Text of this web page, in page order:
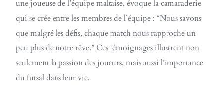
une joueuse de l’équipe maltaise, évoque la camaraderie
qui se crée entre les membres de l’équipe : “Nous savons
que malgré les défis, chaque match nous rapproche un
peu plus de notre rêve.” Ces témoignages illustrent non
seulement la passion des joueurs, mais aussi l’importance
du futsal dans leur vie.